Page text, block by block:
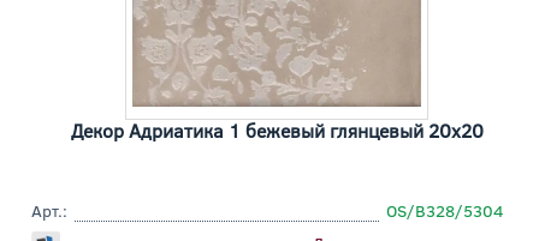
Декор Адриатика 1 бежевый глянцевый 20x20
Арт.:
OS/B328/5304